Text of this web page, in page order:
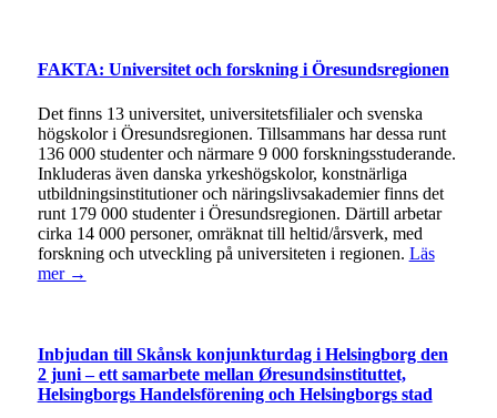
FAKTA: Universitet och forskning i Öresundsregionen
Det finns 13 universitet, universitetsfilialer och svenska
högskolor i Öresundsregionen. Tillsammans har dessa runt
136 000 studenter och närmare 9 000 forskningsstuderande.
Inkluderas även danska yrkeshögskolor, konstnärliga
utbildningsinstitutioner och näringslivsakademier finns det
runt 179 000 studenter i Öresundsregionen. Därtill arbetar
cirka 14 000 personer, omräknat till heltid/årsverk, med
forskning och utveckling på universiteten i regionen. Läs
mer →
Inbjudan till Skånsk konjunkturdag i Helsingborg den
2 juni – ett samarbete mellan Øresundsinstituttet,
Helsingborgs Handelsförening och Helsingborgs stad